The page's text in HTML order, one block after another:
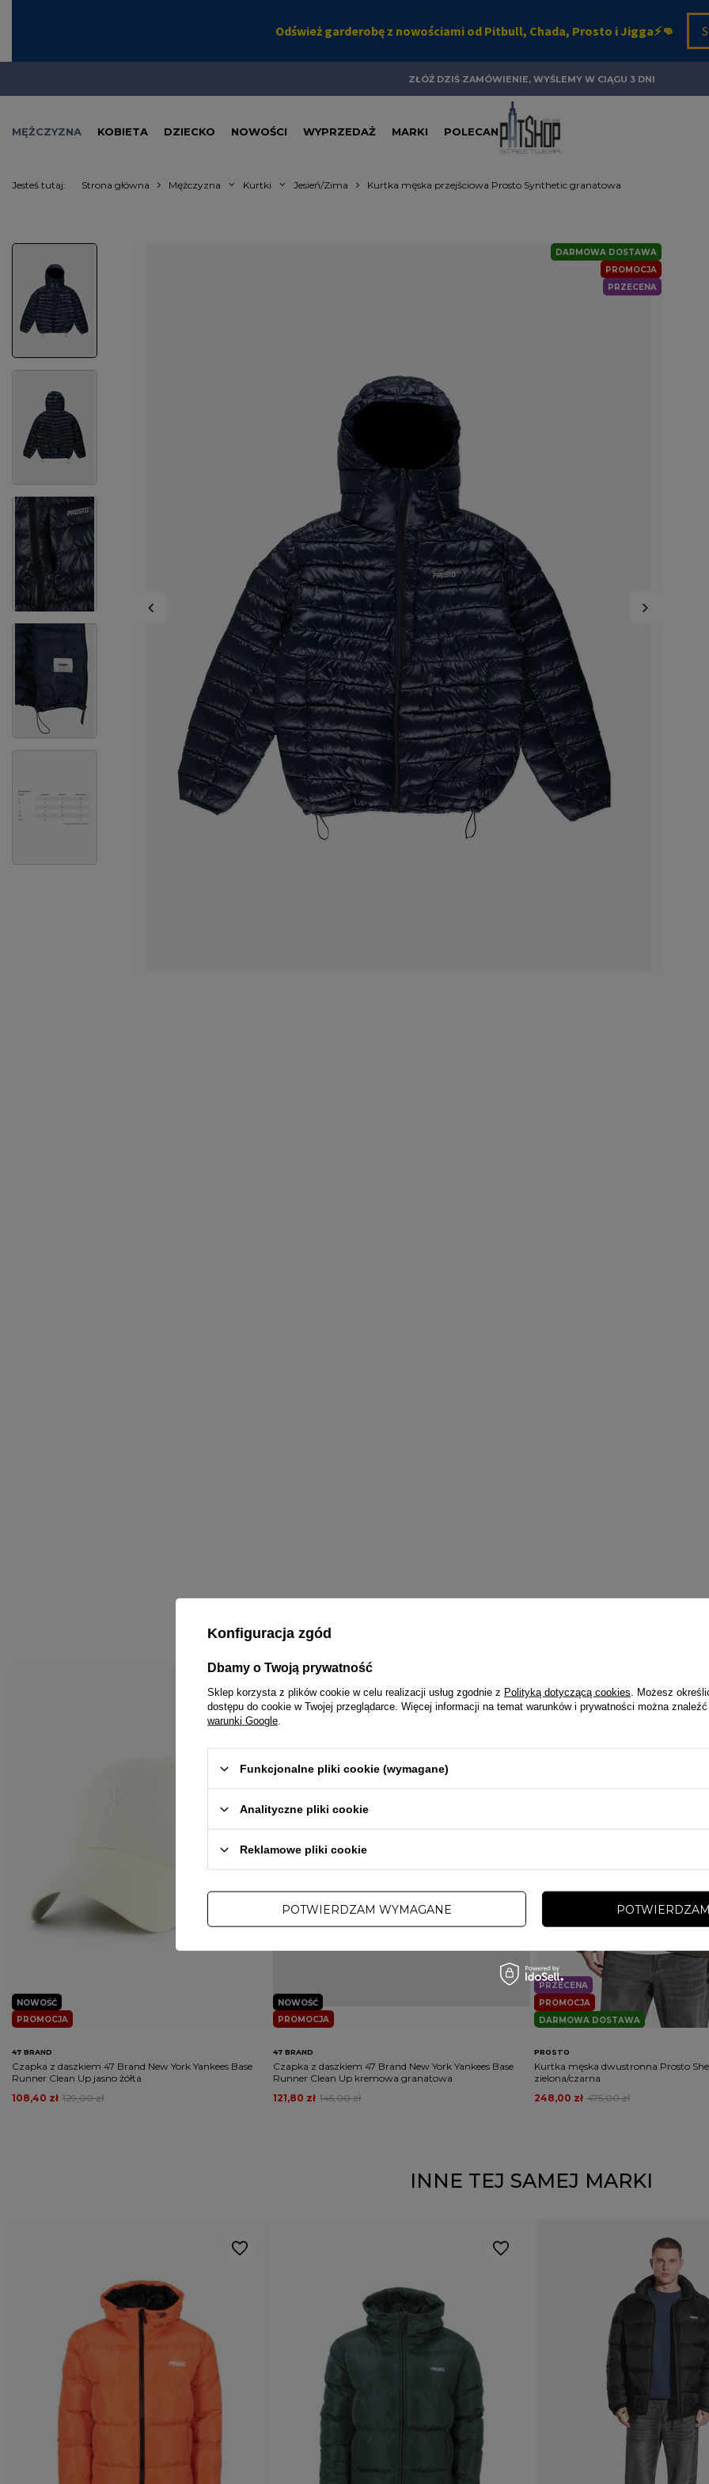
ZŁÓŻ DZIŚ ZAMÓWIENIE, WYŚLEMY W CIĄGU 3 DNI
MĘŻCZYZNA KOBIETA DZIECKO NOWOŚCI WYPRZEDAŻ MARKI POLECANE
Jesteś tutaj: Strona główna Mężczyzna Kurtki Jesień/Zima Kurtka męska przejściowa Prosto Synthetic granatowa
PROMOCJA
PRZECENA
DARMOWA DOSTAWA
PROMOCJA
NOWOŚĆ
47 BRAND
Czapka z daszkiem 47 Brand New York Yankees Base
Runner Clean Up jasno żółta
129,00 zł
108,40 zł
PROMOCJA
NOWOŚĆ
47 BRAND
Czapka z daszkiem 47 Brand New York Yankees Base
Runner Clean Up kremowa granatowa
145,00 zł
121,80 zł
PROMOCJA
PRZECENA
DARMOWA DOSTAWA
PROSTO
Kurtka męska dwustronna Prosto
zielona/czarna
475,00 zł
248,00 zł
INNE TEJ SAMEJ MARKI
Konfiguracja zgód
Dbamy o Twoją prywatność
Sklep korzysta z plików cookie w celu realizacji usług zgodnie z Polityką dotyczącą cookies . Możesz
dostępu do cookie w Twojej przeglądarce. Więcej informacji na temat warunków i prywatności można
warunki Google
Funkcjonalne pliki cookie (wymagane)
Analityczne pliki cookie
Reklamowe pliki cookie
POTWIERDZAM WYMAGANE